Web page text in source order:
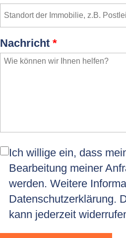
Nachricht *
Ich willige ein, dass
Bearbeitung meiner
werden. Weitere
Datenschutzerklärung.
kann jederzeit